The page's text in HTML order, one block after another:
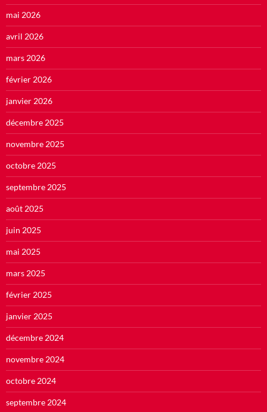
mai 2026
avril 2026
mars 2026
février 2026
janvier 2026
décembre 2025
novembre 2025
octobre 2025
septembre 2025
août 2025
juin 2025
mai 2025
mars 2025
février 2025
janvier 2025
décembre 2024
novembre 2024
octobre 2024
septembre 2024